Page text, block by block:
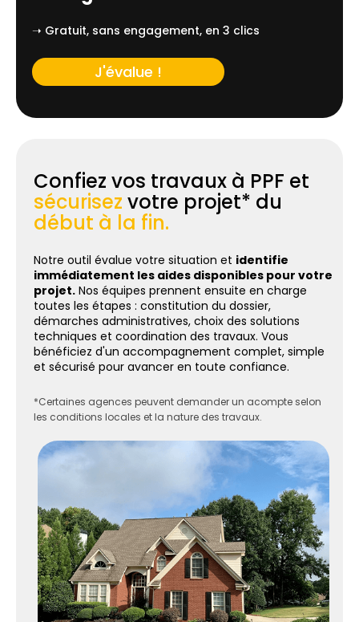
➝ Gratuit, sans engagement, en 3 clics
J'évalue !
Confiez vos travaux à PPF et
sécurisez votre projet* du
début à la fin.
Notre outil évalue votre situation et identifie
immédiatement les aides disponibles pour votre
projet. Nos équipes prennent ensuite en charge
toutes les étapes : constitution du dossier,
démarches administratives, choix des solutions
techniques et coordination des travaux. Vous
bénéficiez d'un accompagnement complet, simple
et sécurisé pour avancer en toute confiance.
*Certaines agences peuvent demander un acompte selon
les conditions locales et la nature des travaux.